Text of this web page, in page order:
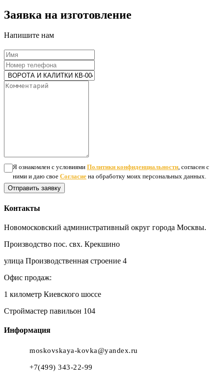
Заявка на изготовление
Напишите нам
Я ознакомлен с условиями Политики конфиденциальности, согласен с
ними и даю свое Согласие на обработку моих персональных данных.
Отправить заявку
Контакты
Новомосковский административный округ города Москвы.
Производство пос. свх. Крекшино
улица Производственная строение 4
Офис продаж:
1 километр Киевского шоссе
Строймастер павильон 104
Информация
moskovskaya-kovka@yandex.ru
+7(499) 343-22-99